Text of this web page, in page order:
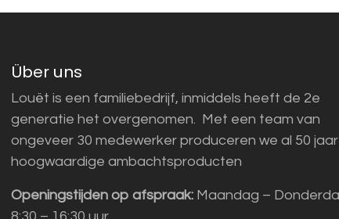
Über uns
Louët is een familiebedrijf, inmiddels heeft de 2e
generatie het overgenomen. Met een team van
ongeveer 30 medewerker produceren we al 50 jaar
hoogwaardige ambachtsproducten
Openingstijden op afspraak: Maandag –